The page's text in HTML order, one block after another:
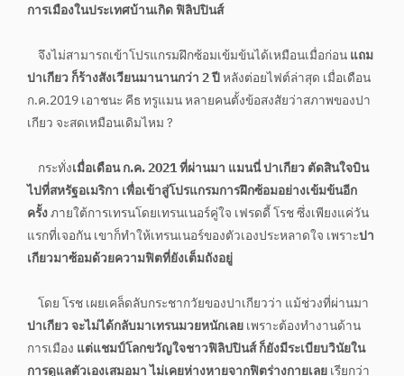
การเมืองในประเทศบ้านเกิด ฟิลิปปินส์
จึงไม่สามารถเข้าโปรแกรมฝึกซ้อมเข้มข้นได้เหมือนเมื่อก่อนแถม
ปาเกียว ก็ร้างสังเวียนมานานกว่า 2 ปีหลังต่อยไฟต์ล่าสุด เมื่อเดือน
ก.ค.2019 เอาชนะ คีธ ทรูแมน หลายคนตั้งข้อสงสัยว่าสภาพของปา
เกียว จะสดเหมือนเดิมไหม ?
กระทั่งเมื่อเดือน ก.ค. 2021 ที่ผ่านมา แมนนี่ ปาเกียว ตัดสินใจบิน
ไปที่สหรัฐอเมริกา เพื่อเข้าสู่โปรแกรมการฝึกซ้อมอย่างเข้มข้นอีก
ครั้งภายใต้การเทรนโดยเทรนเนอร์คู่ใจ เฟรดดี้ โรช ซึ่งเพียงแค่วัน
แรกที่เจอกัน เขาก็ทำให้เทรนเนอร์ของตัวเองประหลาดใจ เพราะปา
เกียวมาซ้อมด้วยความฟิตที่ยังเต็มถังอยู่
โดย โรช เผยเคล็ดลับกระชากวัยของปาเกียวว่า แม้ช่วงที่ผ่านมา
ปาเกียว จะไม่ได้กลับมาเทรนมวยหนักเลยเพราะต้องทำงานด้าน
การเมือง แต่แชมป์โลกขวัญใจชาวฟิลิปปินส์ ก็ยังมีระเบียบวินัยใน
การดูแลตัวเองเสมอมา ไม่เคยห่างหายจากฟิตร่างกายเลยเรียกว่า